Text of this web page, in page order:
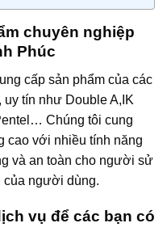
chuyên nghiệp
Phúc
cấp sản phẩm của các
uy tín như Double A,IK
Chúng tôi cung
cao với nhiều tính năng
và an toàn cho người sử
của người dùng.
vụ để các bạn có